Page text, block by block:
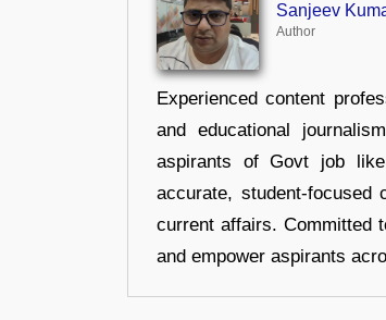
Sanjeev
Author
Experienced content
and educational
aspirants of Govt job
accurate, student-focused
current affairs. Committed
and empower aspirants